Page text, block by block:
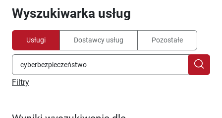
Wyszukiwarka usług
Usługi Dostawcy usług Pozostałe
Filtry